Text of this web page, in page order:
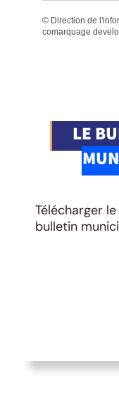
© Direction de
comarquage
LE
Télécharger
bulletin